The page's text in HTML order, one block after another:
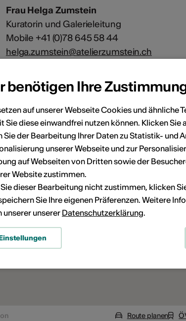
Frau Helga Zumstein
Kuratorin und Galerieleitung
Mobile +41 (0)78 645 58 44
helga.zumstein@atelierzumstein.ch
Route planen
benötigen Ihre
auf unserer Webseite Cookies und ähnliche
Sie diese einwandfrei nutzen können. Klicken Sie
Sie der Bearbeitung Ihrer Daten zu Statistik- und
unserer Webseite und zur
auf Webseiten von Dritten sowie der
Website zustimmen.
Sie dieser Bearbeitung nicht zustimmen, klicken
Sie Ihre eigenen Präferenzen. Weitere
unserer unserer Datenschutzerklärung.